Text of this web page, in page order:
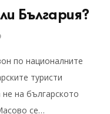
България?
по националните
туристи
на българското
се…